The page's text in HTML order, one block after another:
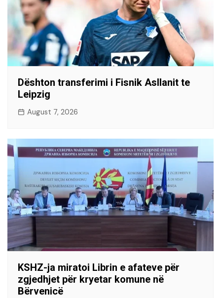
Dështon transferimi i Fisnik Asllanit te
Leipzig
August 7, 2026
KSHZ-ja miratoi Librin e afateve për
zgjedhjet për kryetar komune në
Bërvenicë